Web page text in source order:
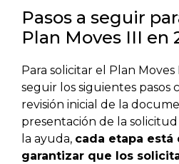
Pasos a seguir
Plan Moves III en
Para solicitar el Plan
seguir los siguientes pasos
revisión inicial de la
presentación de la
la ayuda, cada etapa está
garantizar que los